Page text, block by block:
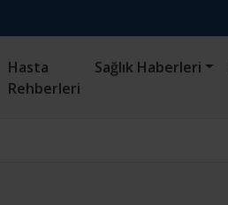
Hasta
Rehberleri
Sağlık Haberleri